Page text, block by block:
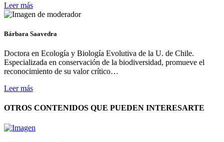
Leer más
Bárbara Saavedra
Doctora en Ecología y Biología Evolutiva de la U. de Chile.
Especializada en conservación de la biodiversidad, promueve el
reconocimiento de su valor crítico…
Leer más
OTROS CONTENIDOS QUE PUEDEN INTERESARTE